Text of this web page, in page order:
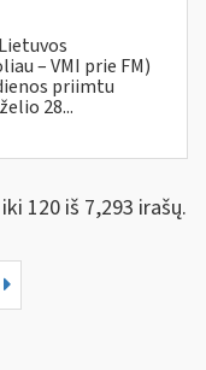
– VMI prie FM)
priimtu
28...
120 iš 7,293 irašų.